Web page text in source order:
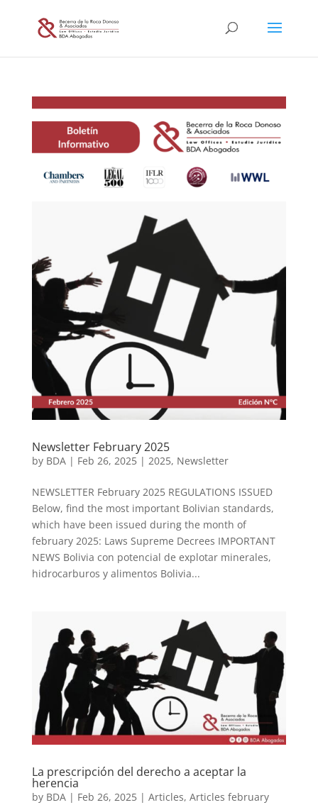
Newsletter February 2025
by BDA| Feb 26, 2025| 2025, Newsletter
NEWSLETTER February 2025 REGULATIONS ISSUED
Below, find the most important Bolivian standards,
which have been issued during the month of
february 2025: Laws Supreme Decrees IMPORTANT
NEWS Bolivia con potencial de explotar minerales,
hidrocarburos y alimentos Bolivia...
La prescripción del derecho a aceptar la
herencia
by BDA| Feb 26, 2025| Articles, Articles february